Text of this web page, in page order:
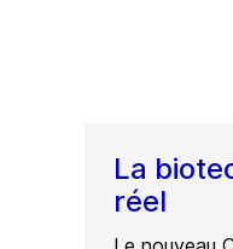
La
réel